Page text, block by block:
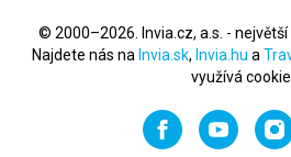
© 2000–2026. Invia.cz, a.s. - největší
Najdete nás na Invia.sk, Invia.hu a
využívá
FacebookYouTube